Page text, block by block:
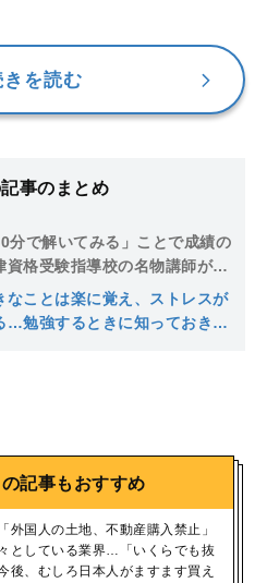
きを読む
事のまとめ
分で解いてみる」ことで成績の
格受験指導校の名物講師が提
弱点を見つける学習方法
なことは楽に覚え、ストレスが
…勉強するときに知っておきた
記事もおすすめ
外国人の土地、不動産購入禁止」
としている業界…「いくらでも抜
後、むしろ日本人がますます買え